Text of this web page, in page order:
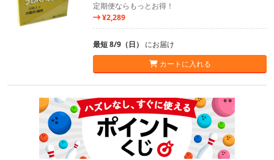
定期便ならもっとお得！
¥2,289
最短 8/9（日） にお届け
カートに入れる